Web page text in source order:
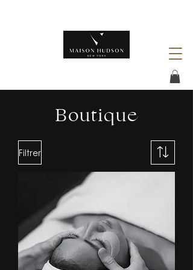
Boutique
Filtrer